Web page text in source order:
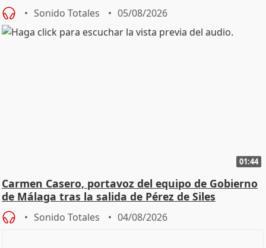
Sonido Totales 05/08/2026
01:44
Carmen Casero, portavoz del equipo de Gobierno
de Málaga tras la salida de Pérez de Siles
Sonido Totales 04/08/2026